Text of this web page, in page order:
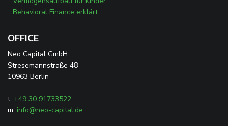
Behavioral Finance erklärt
OFFICE
Neo Capital GmbH
Stresemannstraße 48
10963 Berlin
t. +49 30 91733522
m. info@neo-capital.de